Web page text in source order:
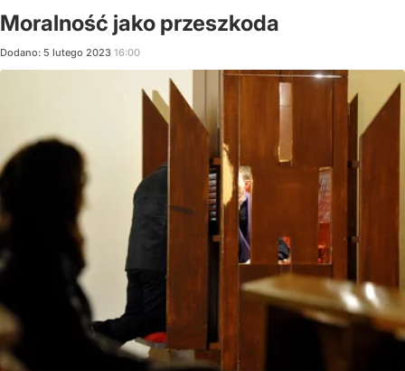
Moralność jako przeszkoda
Dodano: 5 lutego 2023 16:00